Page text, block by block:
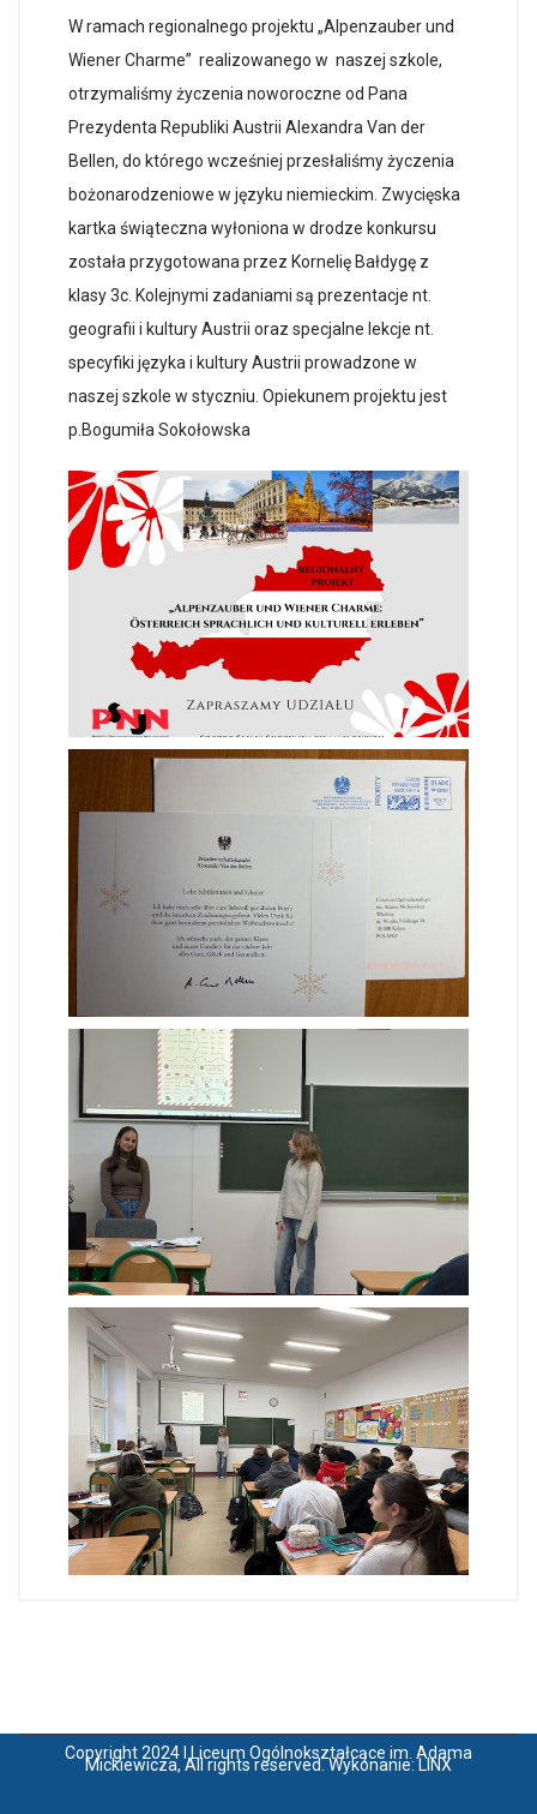
W ramach regionalnego projektu „Alpenzauber und
Wiener Charme” realizowanego w naszej szkole,
otrzymaliśmy życzenia noworoczne od Pana
Prezydenta Republiki Austrii Alexandra Van der
Bellen, do którego wcześniej przesłaliśmy życzenia
bożonarodzeniowe w języku niemieckim. Zwycięska
kartka świąteczna wyłoniona w drodze konkursu
została przygotowana przez Kornelię Bałdygę z
klasy 3c. Kolejnymi zadaniami są prezentacje nt.
geografii i kultury Austrii oraz specjalne lekcje nt.
specyfiki języka i kultury Austrii prowadzone w
naszej szkole w styczniu. Opiekunem projektu jest
p.Bogumiła Sokołowska
Copyright 2024 I Liceum Ogólnokształcące im. Adama
Mickiewicza, All rights reserved. Wykonanie:LINX